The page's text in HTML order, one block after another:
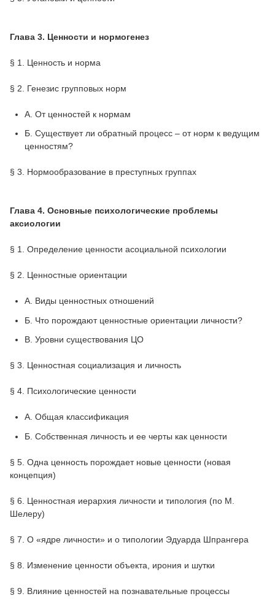
Глава 3. Ценности и нормогенез
§ 1. Ценность и норма
§ 2. Генезис групповых норм
А. От ценностей к нормам
Б. Существует ли обратный процесс – от норм к ведущим
ценностям?
§ 3. Нормообразование в преступных группах
Глава 4. Основные психологические проблемы
аксиологии
§ 1. Определение ценности асоциальной психологии
§ 2. Ценностные ориентации
A. Виды ценностных отношений
Б. Что порождают ценностные ориентации личности?
B. Уровни существования ЦО
§ 3. Ценностная социализация и личность
§ 4. Психологические ценности
А. Общая классификация
Б. Собственная личность и ее черты как ценности
§ 5. Одна ценность порождает новые ценности (новая
концепция)
§ 6. Ценностная иерархия личности и типология (по М.
Шелеру)
§ 7. О «ядре личности» и о типологии Эдуарда Шпрангера
§ 8. Изменение ценности объекта, ирония и шутки
§ 9. Влияние ценностей на познавательные процессы